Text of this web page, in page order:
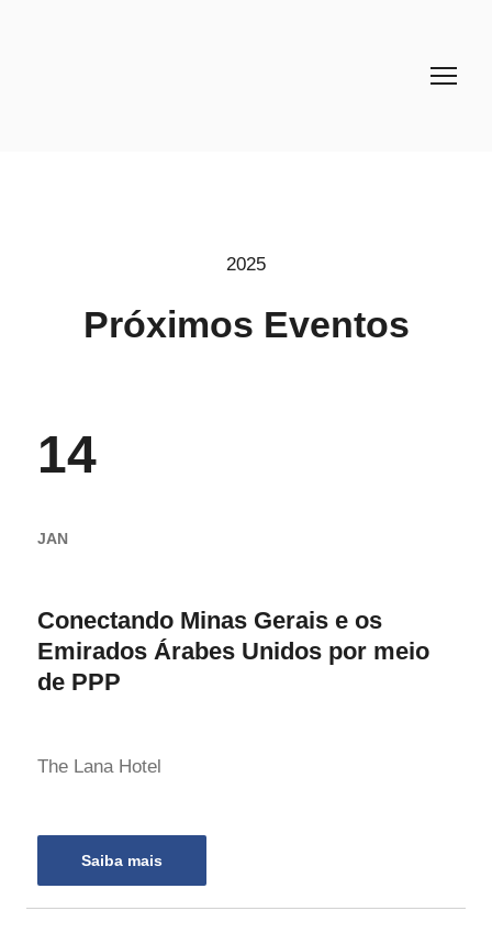
2025
Próximos Eventos
14
JAN
Conectando Minas Gerais e os
Emirados Árabes Unidos por meio
de PPP
The Lana Hotel
Saiba mais